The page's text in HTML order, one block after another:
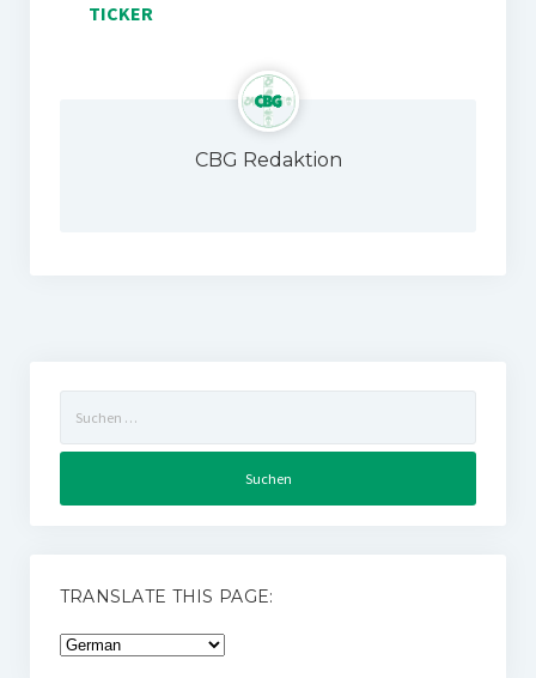
TICKER
CBG Redaktion
nach:
TRANSLATE THIS PAGE: